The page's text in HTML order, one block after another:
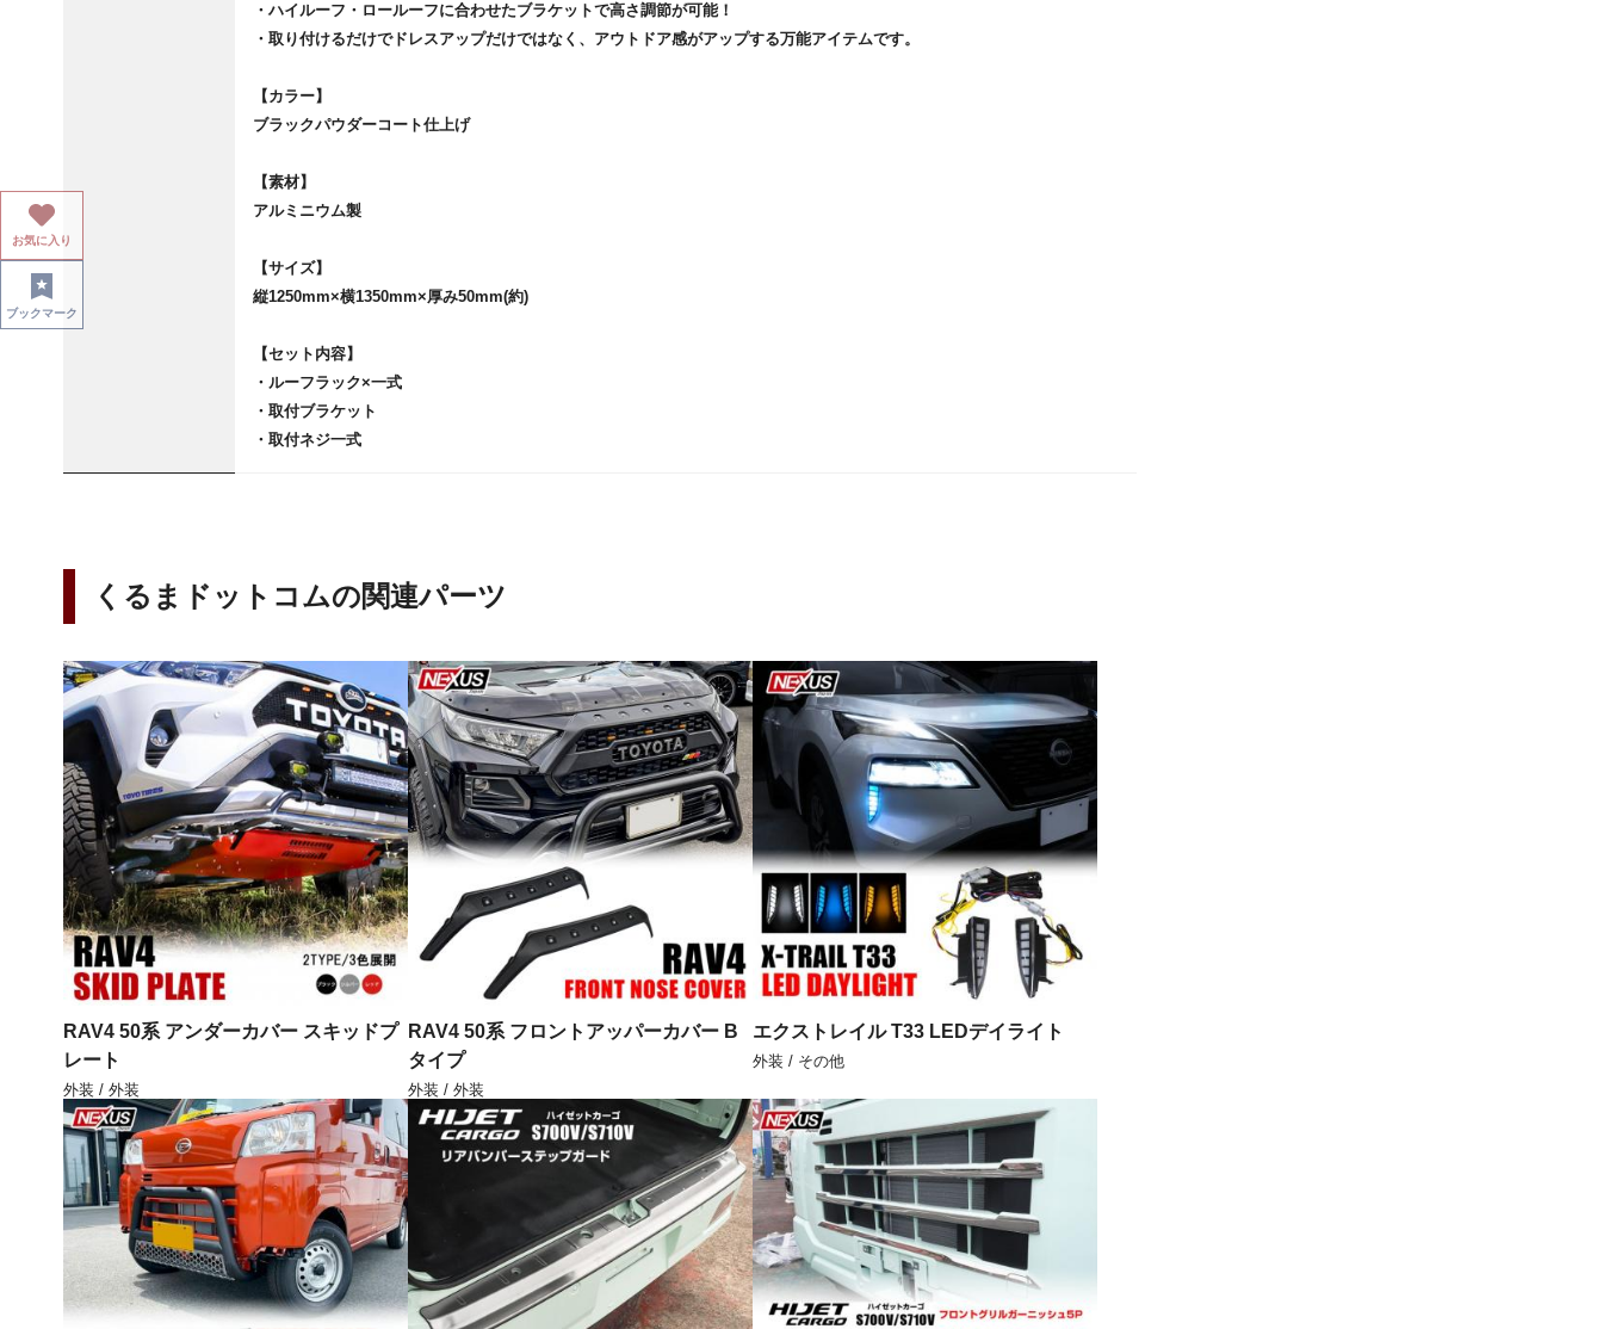
・ハイルーフ・ロールーフに合わせたブラケットで高さ調節が可能！
・取り付けるだけでドレスアップだけではなく、アウトドア感がアップする万能アイテムです。
【カラー】
ブラックパウダーコート仕上げ
【素材】
アルミニウム製
【サイズ】
縦1250mm×横1350mm×厚み50mm(約)
【セット内容】
・ルーフラック×一式
・取付ブラケット
・取付ネジ一式
くるまドットコムの関連パーツ
RAV4 50系 アンダーカバー スキッドプ
レート
外装 / 外装
RAV4 50系 フロントアッパーカバー B
タイプ
外装 / 外装
エクストレイル T33 LEDデイライト
外装 / その他
お気に入り
ブックマーク